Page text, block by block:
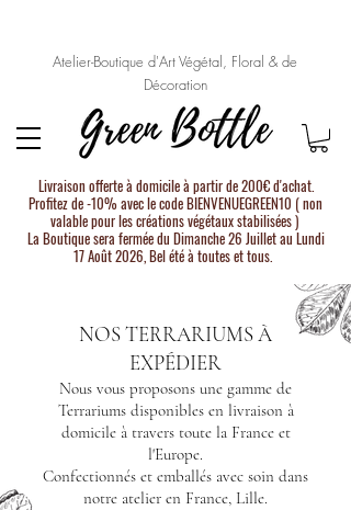
Atelier-Boutique d'Art Végétal, Floral & de
Décoration
Livraison offerte à domicile à partir de 200€ d'achat.
Profitez de -10% avec le code BIENVENUEGREEN10 ( non
valable pour les créations végétaux stabilisées )
La Boutique sera fermée du Dimanche 26 Juillet au Lundi
17 Août 2026, Bel été à toutes et tous.
NOS TERRARIUMS À
EXPÉDIER
Nous vous proposons une gamme de
Terrariums disponibles en livraison à
domicile à travers toute la France et
l'Europe.
Confectionnés et emballés avec soin dans
notre atelier en France, Lille.